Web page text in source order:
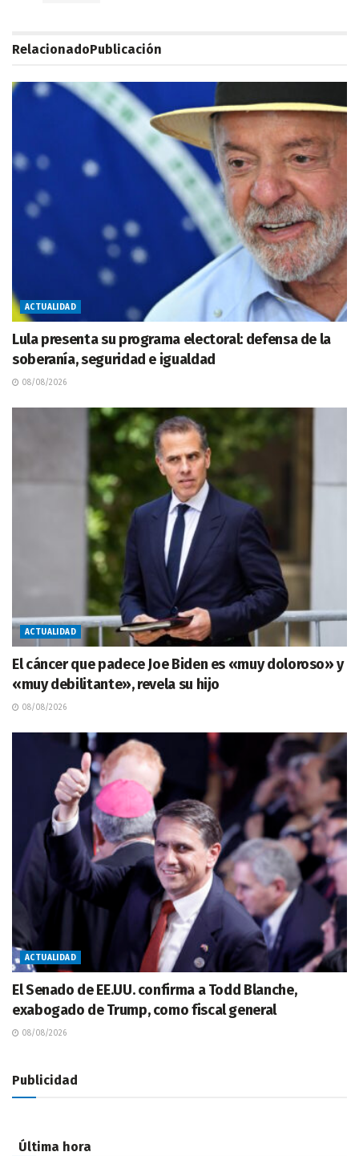
RelacionadoPublicación
ACTUALIDAD
Lula presenta su programa electoral: defensa de la
soberanía, seguridad e igualdad
08/08/2026
ACTUALIDAD
El cáncer que padece Joe Biden es «muy doloroso» y
«muy debilitante», revela su hijo
08/08/2026
ACTUALIDAD
El Senado de EE.UU. confirma a Todd Blanche,
exabogado de Trump, como fiscal general
08/08/2026
Publicidad
Última hora